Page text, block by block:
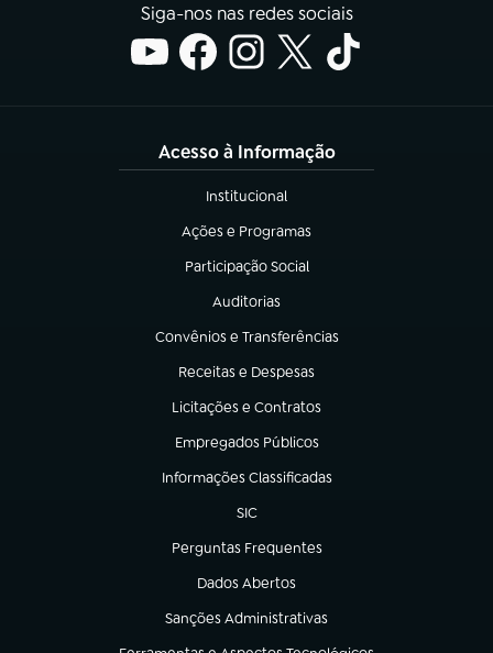
Siga-nos nas redes sociais
Acesso à Informação
Institucional
(abre em nova aba)
Ações e Programas
(abre em nova aba)
Participação Social
(abre em nova aba)
Auditorias
(abre em nova aba)
Convênios e Transferências
(abre em nova aba)
Receitas e Despesas
(abre em nova aba)
Licitações e Contratos
(abre em nova aba)
Empregados Públicos
(abre em nova aba)
Informações Classificadas
(abre em nova aba)
SIC
(abre em nova aba)
Perguntas Frequentes
(abre em nova aba)
Dados Abertos
(abre em nova aba)
Sanções Administrativas
(abre em nova aba)